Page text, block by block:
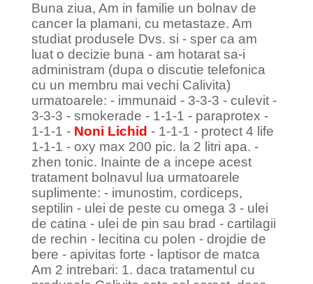
Buna ziua, Am in familie un bolnav de
cancer la plamani, cu metastaze. Am
studiat produsele Dvs. si - sper ca am
luat o decizie buna - am hotarat sa-i
administram (dupa o discutie telefonica
cu un membru mai vechi Calivita)
urmatoarele: - immunaid - 3-3-3 - culevit -
3-3-3 - smokerade - 1-1-1 - paraprotex -
1-1-1 - Noni Lichid - 1-1-1 - protect 4 life
1-1-1 - oxy max 200 pic. la 2 litri apa. -
zhen tonic. Inainte de a incepe acest
tratament bolnavul lua urmatoarele
suplimente: - imunostim, cordiceps,
septilin - ulei de peste cu omega 3 - ulei
de catina - ulei de pin sau brad - cartilagii
de rechin - lecitina cu polen - drojdie de
bere - apivitas forte - laptisor de matca
Am 2 intrebari: 1. daca tratamentul cu